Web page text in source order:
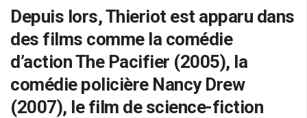
Depuis lors, Thieriot est apparu dans
des films comme la comédie
d’action The Pacifier (2005), la
comédie policière Nancy Drew
(2007), le film de science-fiction